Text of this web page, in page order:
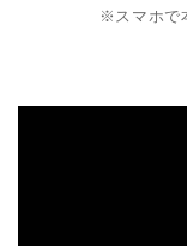
※スマホで